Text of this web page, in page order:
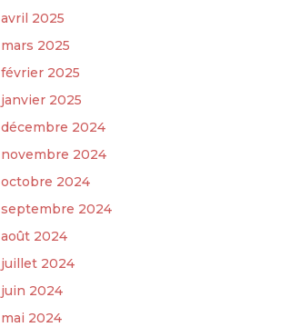
avril 2025
mars 2025
février 2025
janvier 2025
décembre 2024
novembre 2024
octobre 2024
septembre 2024
août 2024
juillet 2024
juin 2024
mai 2024